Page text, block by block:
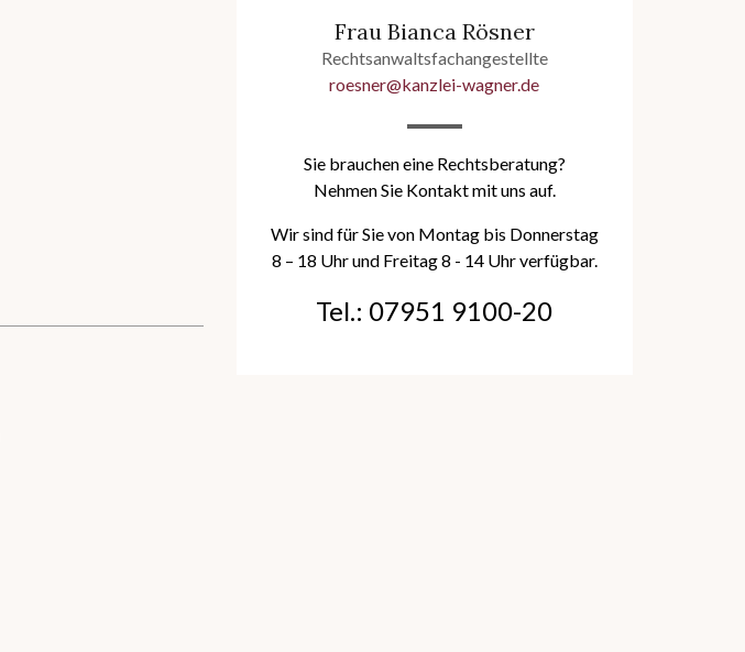
Frau Bianca Rösner
Rechtsanwaltsfachangestellte
roesner@kanzlei-wagner.de
Sie brauchen eine Rechtsberatung?
Nehmen Sie Kontakt mit uns auf.
Wir sind für Sie von Montag bis Donnerstag
8 – 18 Uhr und Freitag 8 - 14 Uhr verfügbar.
Tel.: 07951 9100-20